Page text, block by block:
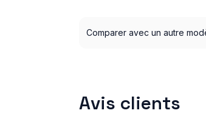
Comparer avec un autre
Avis clients